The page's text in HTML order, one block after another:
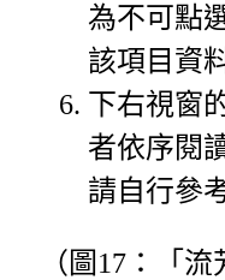
為不可點
該項目資
下右視窗
者依序閱
請自行參
（圖17：「